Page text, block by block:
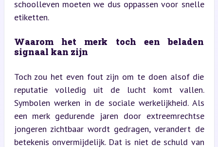
schoolleven moeten we dus oppassen voor snelle
etiketten.
Waarom het merk toch een beladen
signaal kan zijn
Toch zou het even fout zijn om te doen alsof die
reputatie volledig uit de lucht komt vallen.
Symbolen werken in de sociale werkelijkheid. Als
een merk gedurende jaren door extreemrechtse
jongeren zichtbaar wordt gedragen, verandert de
betekenis onvermijdelijk. Dat is niet de schuld van